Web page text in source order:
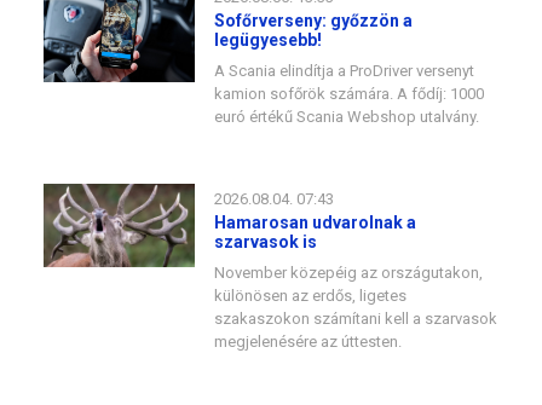
Sofőrverseny: győzzön a
legügyesebb!
A Scania elindítja a ProDriver versenyt
kamion sofőrök számára. A fődíj: 1000
euró értékű Scania Webshop utalvány.
2026.08.04. 07:43
Hamarosan udvarolnak a
szarvasok is
November közepéig az országutakon,
különösen az erdős, ligetes
szakaszokon számítani kell a szarvasok
megjelenésére az úttesten.